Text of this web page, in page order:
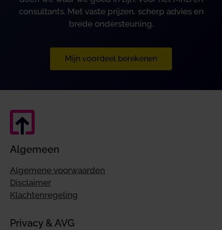
consultants. Met vaste prijzen, scherp advies en
brede ondersteuning.
Mijn voordeel berekenen
Algemeen
Algemene voorwaarden
Disclaimer
Klachtenregeling
Privacy & AVG